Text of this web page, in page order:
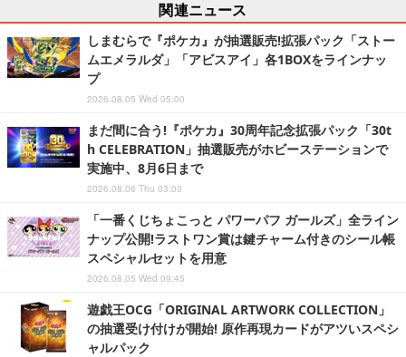
関連ニュース
しまむらで『ポケカ』が抽選販売!拡張パック「ストー
ムエメラルダ」「アビスアイ」各1BOXをラインナッ
プ
2026.08.05 Wed 05:00
まだ間に合う!『ポケカ』30周年記念拡張パック「30t
h CELEBRATION」抽選販売がホビーステーションで
実施中、8月6日まで
2026.08.06 Thu 03:00
「一番くじちょこっと パワーパフ ガールズ」全ライン
ナップ公開!ラストワン賞は鍵チャーム付きのシール帳
スペシャルセットを用意
2026.08.05 Wed 09:45
遊戯王OCG「ORIGINAL ARTWORK COLLECTION」
の抽選受け付けが開始! 原作再現カードがアツいスペシ
ャルパック